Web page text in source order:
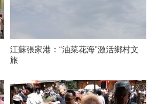
江蘇張家港：“油菜花海”激活鄉村文
旅